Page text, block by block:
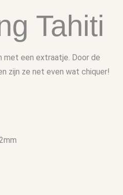
Tahiti
met een extraatje. Door de
zijn ze net even wat chiquer!